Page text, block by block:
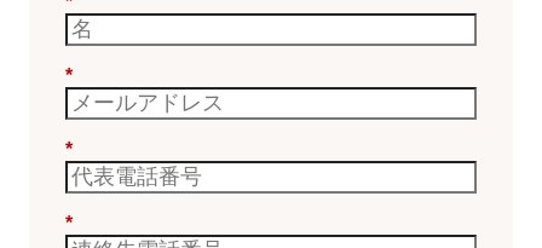
*
*
*